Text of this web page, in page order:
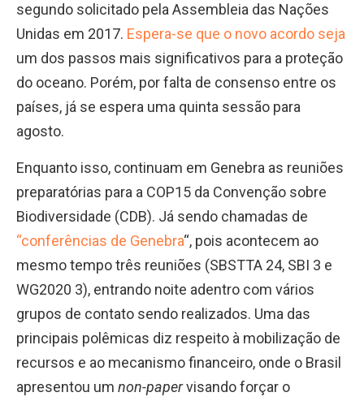
segundo solicitado pela Assembleia das Nações
Unidas em 2017. Espera-se que o novo acordo seja
um dos passos mais significativos para a proteção
do oceano. Porém, por falta de consenso entre os
países, já se espera uma quinta sessão para
agosto.
Enquanto isso, continuam em Genebra as reuniões
preparatórias para a COP15 da Convenção sobre
Biodiversidade (CDB). Já sendo chamadas de
“conferências de Genebra“, pois acontecem ao
mesmo tempo três reuniões (SBSTTA 24, SBI 3 e
WG2020 3), entrando noite adentro com vários
grupos de contato sendo realizados. Uma das
principais polêmicas diz respeito à mobilização de
recursos e ao mecanismo financeiro, onde o Brasil
apresentou um non-papervisando forçar o